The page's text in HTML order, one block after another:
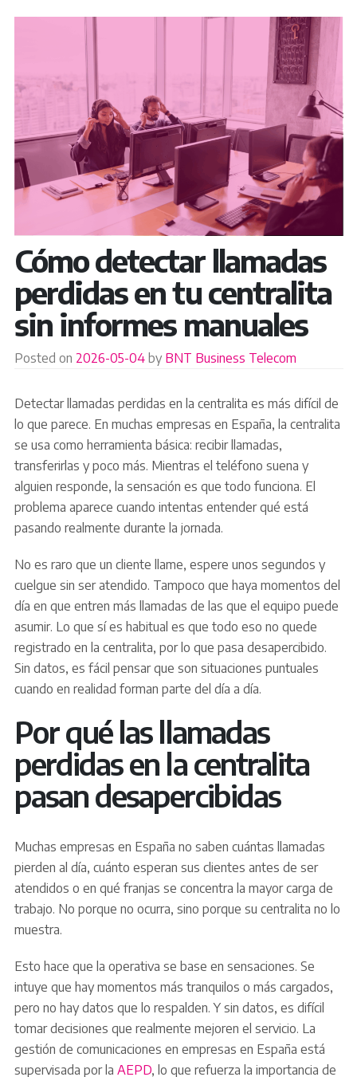
Cómo detectar llamadas
perdidas en tu centralita
sin informes manuales
Posted on 2026-05-04by BNT Business Telecom
Detectar llamadas perdidas en la centralita es más difícil de
lo que parece. En muchas empresas en España, la centralita
se usa como herramienta básica: recibir llamadas,
transferirlas y poco más. Mientras el teléfono suena y
alguien responde, la sensación es que todo funciona. El
problema aparece cuando intentas entender qué está
pasando realmente durante la jornada.
No es raro que un cliente llame, espere unos segundos y
cuelgue sin ser atendido. Tampoco que haya momentos del
día en que entren más llamadas de las que el equipo puede
asumir. Lo que sí es habitual es que todo eso no quede
registrado en la centralita, por lo que pasa desapercibido.
Sin datos, es fácil pensar que son situaciones puntuales
cuando en realidad forman parte del día a día.
Por qué las llamadas
perdidas en la centralita
pasan desapercibidas
Muchas empresas en España no saben cuántas llamadas
pierden al día, cuánto esperan sus clientes antes de ser
atendidos o en qué franjas se concentra la mayor carga de
trabajo. No porque no ocurra, sino porque su centralita no lo
muestra.
Esto hace que la operativa se base en sensaciones. Se
intuye que hay momentos más tranquilos o más cargados,
pero no hay datos que lo respalden. Y sin datos, es difícil
tomar decisiones que realmente mejoren el servicio. La
gestión de comunicaciones en empresas en España está
supervisada por la AEPD, lo que refuerza la importancia de